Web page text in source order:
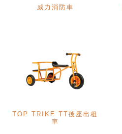
威力消防車
TOP TRIKE TT後座出租
車